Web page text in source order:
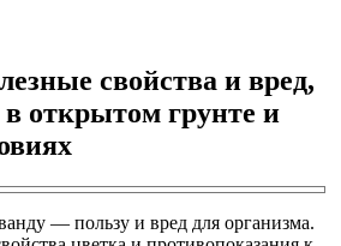
свойства и вред,
открытом грунте и
— пользу и вред для организма.